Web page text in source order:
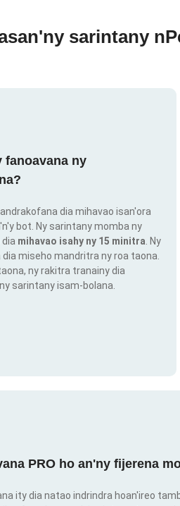
sarintany
fanoavana ny
dia mihavao isan'ora
bot. Ny sarintany momba ny
mihavao isahy ny 15 minitra . Ny
miseho mandritra ny roa taona.
ny rakitra tranainy dia
sarintany isam-bolana.
PRO ho an'ny fijerena
ity dia natao indrindra hoan'ireo